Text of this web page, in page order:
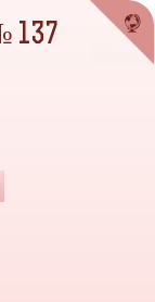
137